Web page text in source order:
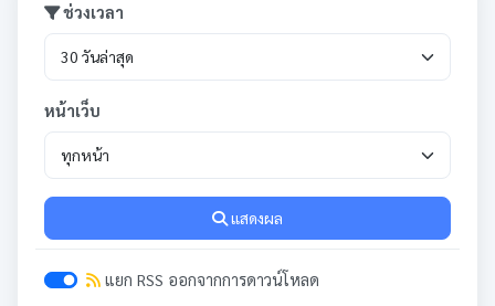
ช่วงเวลา
หน้าเว็บ
แสดงผล
แยก RSS ออกจากการดาวน์โหลด